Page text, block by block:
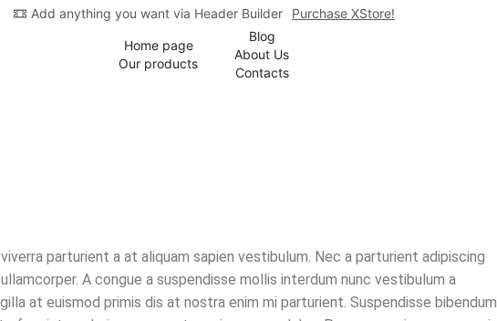
Add anything you want via Header Builder Purchase XStore!
Home page
Our products
Blog
About Us
Contacts
parturient a at aliquam sapien vestibulum. Nec a parturient adipiscing
A congue a suspendisse mollis interdum nunc vestibulum a
at euismod primis dis at nostra enim mi parturient. Suspendisse bibendum